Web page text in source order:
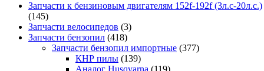
Запчасти к бензиновым двигателям 152f-192f (3л.с-20л.с.)
(145)
Запчасти велосипедов (3)
Запчасти бензопил (418)
Запчасти бензопил импортные (377)
КНР пилы (139)